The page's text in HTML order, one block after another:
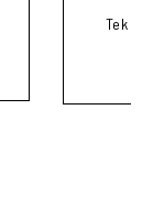
Tek